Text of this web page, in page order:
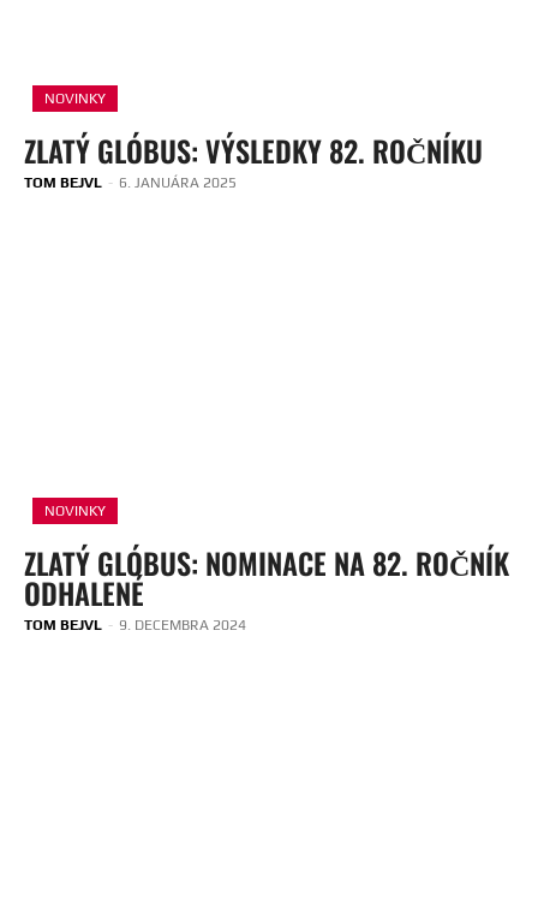
NOVINKY
ZLATÝ GLÓBUS: VÝSLEDKY 82. ROČNÍKU
TOM BEJVL - 6. JANUÁRA 2025
NOVINKY
ZLATÝ GLÓBUS: NOMINACE NA 82. ROČNÍK
ODHALENÉ
TOM BEJVL - 9. DECEMBRA 2024